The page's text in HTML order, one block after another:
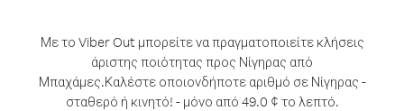
Με το Viber Out μπορείτε να πραγματοποιείτε κλήσεις
άριστης ποιότητας προς Νίγηρας από
Μπαχάμες.Καλέστε οποιονδήποτε αριθμό σε Νίγηρας -
σταθερό ή κινητό! - μόνο από 49.0 ¢ το λεπτό.